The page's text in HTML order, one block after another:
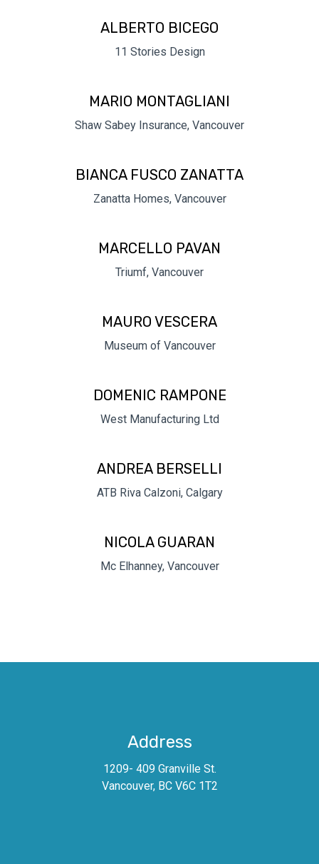
ALBERTO BICEGO
11 Stories Design
MARIO MONTAGLIANI
Shaw Sabey Insurance, Vancouver
BIANCA FUSCO ZANATTA
Zanatta Homes, Vancouver
MARCELLO PAVAN
Triumf, Vancouver
MAURO VESCERA
Museum of Vancouver
DOMENIC RAMPONE
West Manufacturing Ltd
ANDREA BERSELLI
ATB Riva Calzoni, Calgary
NICOLA GUARAN
Mc Elhanney, Vancouver
Address
1209- 409 Granville St.
Vancouver, BC V6C 1T2